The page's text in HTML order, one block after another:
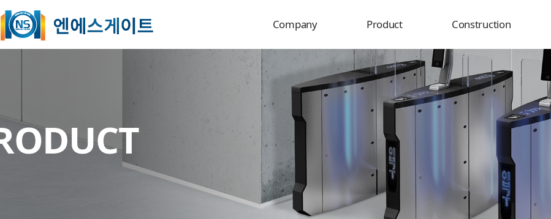
Company
Overview
History
Organization
Business field
Certificate
Location
Product
Product
Construction
Delivery destination
Construction